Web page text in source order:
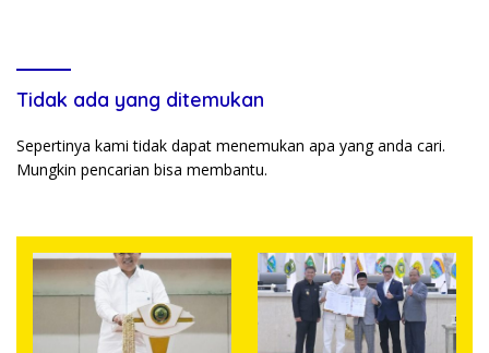
Tidak ada yang ditemukan
Sepertinya kami tidak dapat menemukan apa yang anda cari.
Mungkin pencarian bisa membantu.